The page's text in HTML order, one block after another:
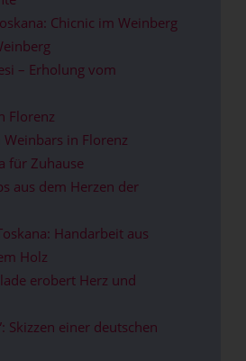
Chicnic im Weinberg
– Erholung vom
Florenz
Weinbars in Florenz
für Zuhause
aus dem Herzen der
Handarbeit aus
Holz
erobert Herz und
Skizzen einer deutschen